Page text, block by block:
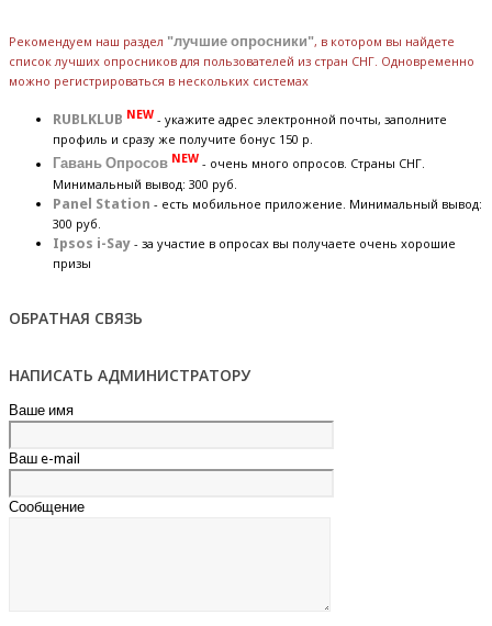
Рекомендуем наш раздел "лучшие опросники", в котором вы найдете
список лучших опросников для пользователей из стран СНГ. Одновременно
можно регистрироваться в нескольких системах
RUBLKLUB NEW - укажите адрес электронной почты, заполните
профиль и сразу же получите бонус 150 р.
Гавань Опросов NEW - очень много опросов. Страны СНГ.
Минимальный вывод: 300 руб.
Panel Station - есть мобильное приложение. Минимальный вывод:
300 руб.
Ipsos i-Say - за участие в опросах вы получаете очень хорошие
призы
ОБРАТНАЯ СВЯЗЬ
НАПИСАТЬ АДМИНИСТРАТОРУ
Ваше имя
Ваш e-mail
Сообщение